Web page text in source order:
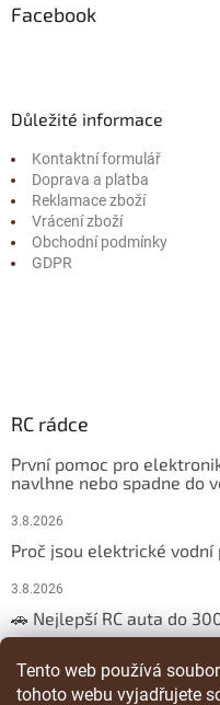
Tento web používá
tohoto webu vyjadřujete
Facebook
Důležité informace
Kontaktní formulář
Doprava a platba
Reklamace zboží
Vrácení zboží
Obchodní podmínky
GDPR
RC rádce
První pomoc pro
navlhne nebo spadne do
3.8.2026
Proč jsou elektrické
3.8.2026
🚗 Nejlepší RC auta do
ARCHIV